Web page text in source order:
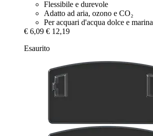
Flessibile e durevole
Adatto ad aria, ozono e CO₂
Per acquari d'acqua dolce e marina
€ 6,09 € 12,19
Esaurito